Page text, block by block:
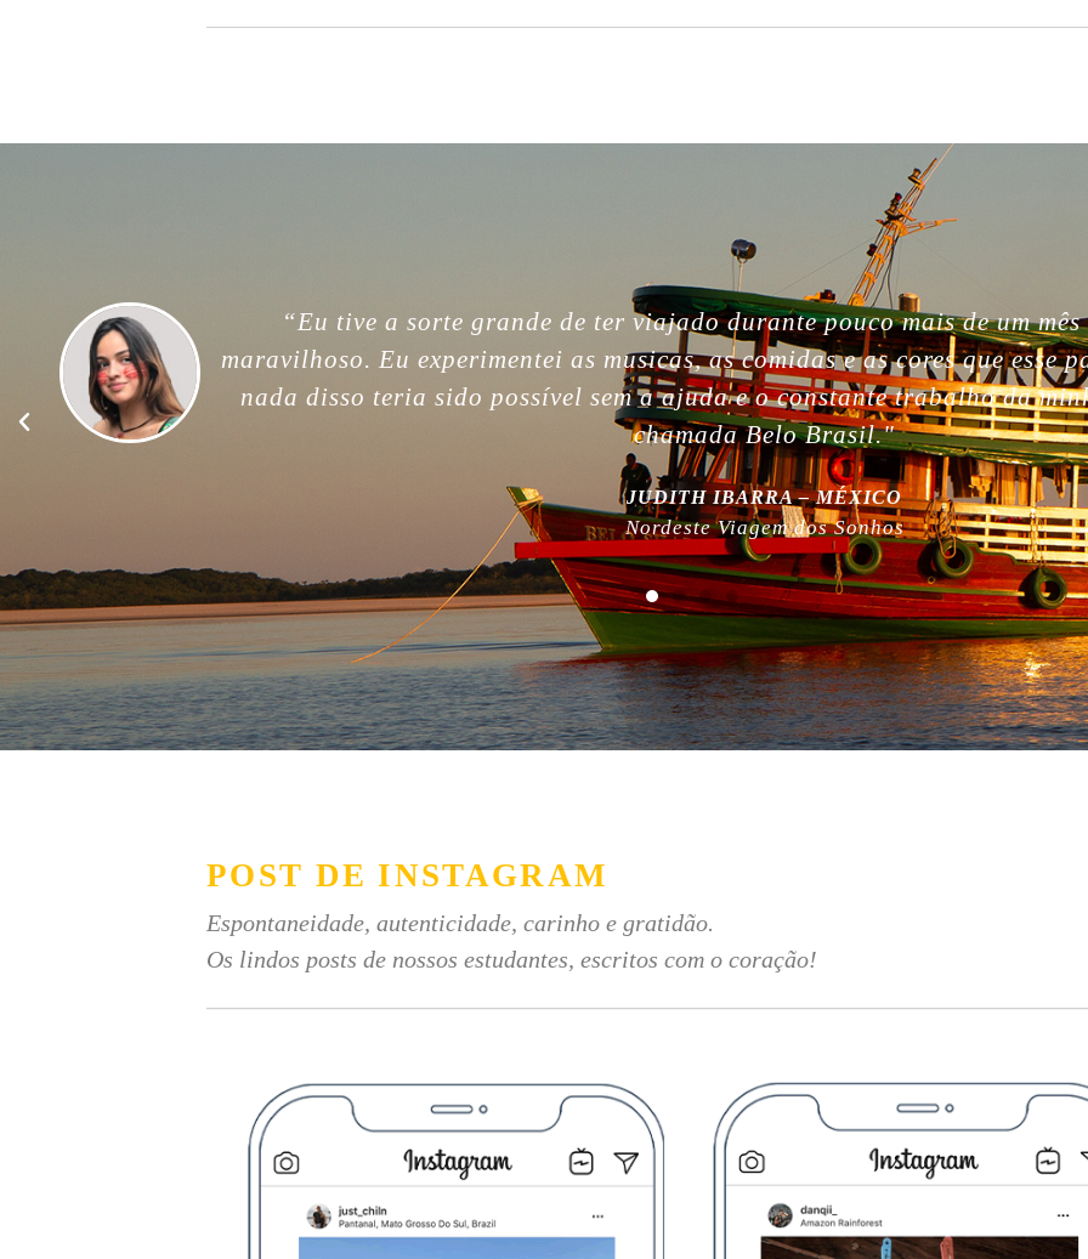
“For me, this trip was unforgettable. So beautiful people, nature, without
memories. Thank you so much, the best week of my life. So much love for
good work! Plus, thanks for being plastic free!”
MILLA NURMI | FINLÂNDIA
Expedição Amazônia
POST DE INSTAGRAM
Espontaneidade, autenticidade, carinho e gratidão.
Os lindos posts de nossos estudantes, escritos com o coração!